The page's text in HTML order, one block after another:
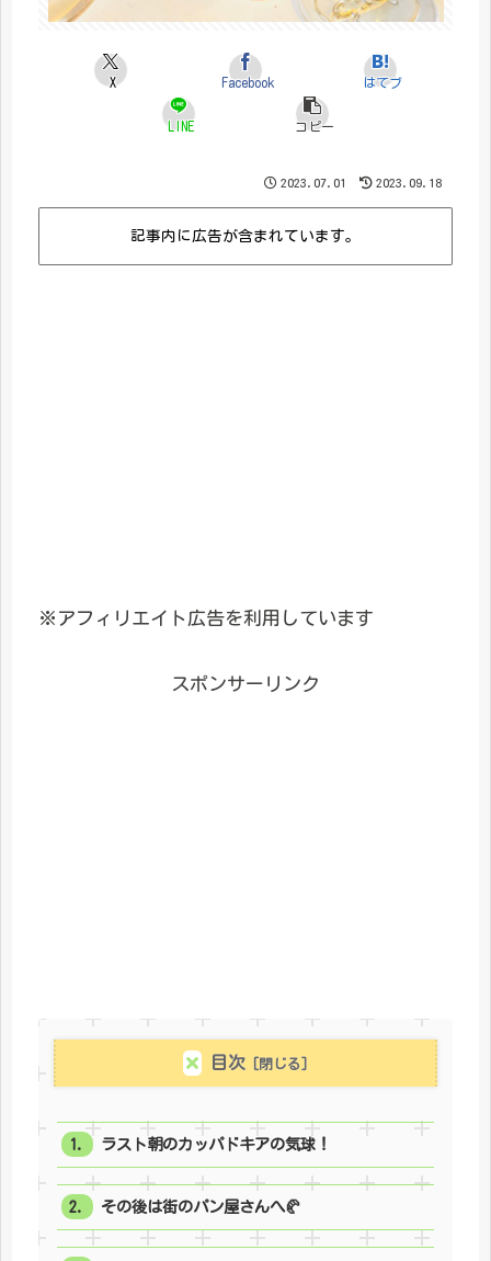
X Facebook はてブ
LINE コピー
2023.07.01 2023.09.18
記事内に広告が含まれています。
※アフィリエイト広告を利用しています
スポンサーリンク
目次
ラスト朝のカッパドキアの気球！
その後は街のパン屋さんへ🥐